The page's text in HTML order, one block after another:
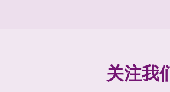
关注我